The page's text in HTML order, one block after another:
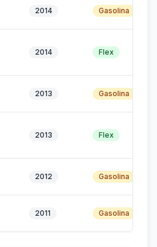
2014 Gasolina
2014 Flex
2013 Gasolina
2013 Flex
2012 Gasolina
2011 Gasolina